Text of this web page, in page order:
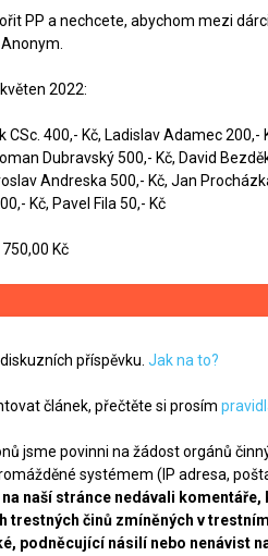
PP a nechcete, abychom mezi
2022:
CSc. 400,- Kč, Ladislav Adamec
Dubravský 500,- Kč, David
Andreska 500,- Kč, Jan
Kč, Pavel Fila 50,- Kč
Kč
příspěvku. Jak na to?
článek, přečtěte si prosím
jsme povinni na žádost orgánů
systémem (IP adresa,
naší stránce nedávali
trestných činů zmíněných v
podněcující násilí nebo nenávist